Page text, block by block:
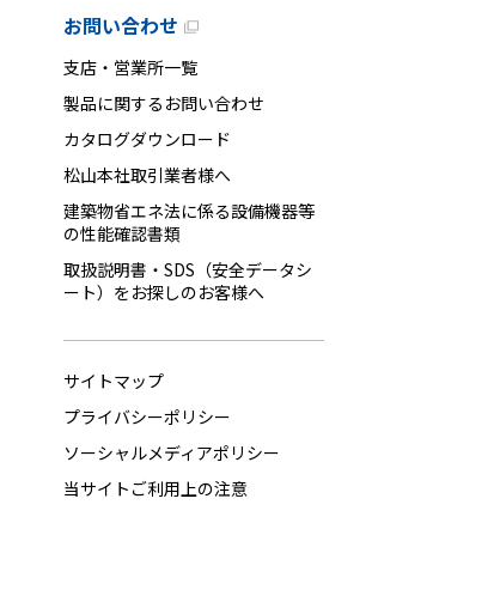
お問い合わせ
支店・営業所一覧
製品に関するお問い合わせ
カタログダウンロード
松山本社取引業者様へ
建築物省エネ法に係る設備機器等
の性能確認書類
取扱説明書・SDS（安全データシ
ート）をお探しのお客様へ
サイトマップ
プライバシーポリシー
ソーシャルメディアポリシー
当サイトご利用上の注意